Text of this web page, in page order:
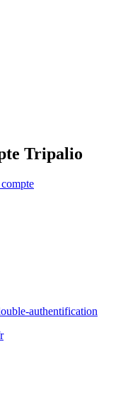
Tripalio
authentification